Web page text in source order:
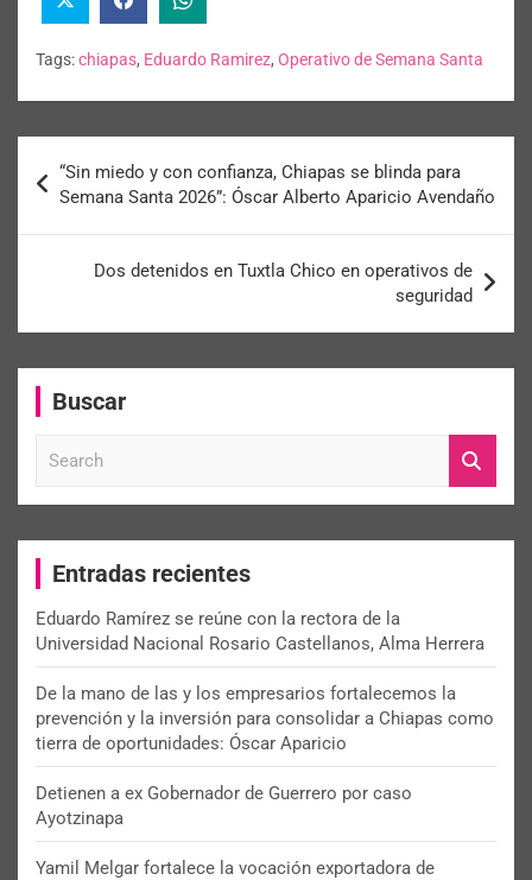
Tags:chiapas, Eduardo Ramirez, Operativo de Semana Santa
“Sin miedo y con confianza, Chiapas se blinda para
Semana Santa 2026”: Óscar Alberto Aparicio Avendaño
Dos detenidos en Tuxtla Chico en operativos de
seguridad
Buscar
c
Entradas recientes
Eduardo Ramírez se reúne con la rectora de la
Universidad Nacional Rosario Castellanos, Alma Herrera
De la mano de las y los empresarios fortalecemos la
prevención y la inversión para consolidar a Chiapas como
tierra de oportunidades: Óscar Aparicio
Detienen a ex Gobernador de Guerrero por caso
Ayotzinapa
Yamil Melgar fortalece la vocación exportadora de